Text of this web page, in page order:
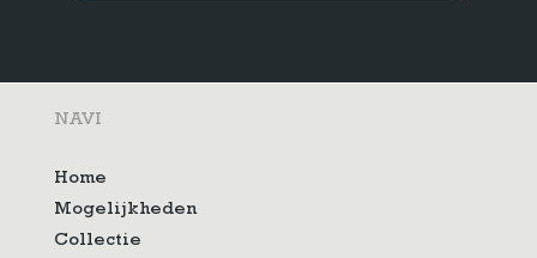
NAVI
Home
Mogelijkheden
Collectie